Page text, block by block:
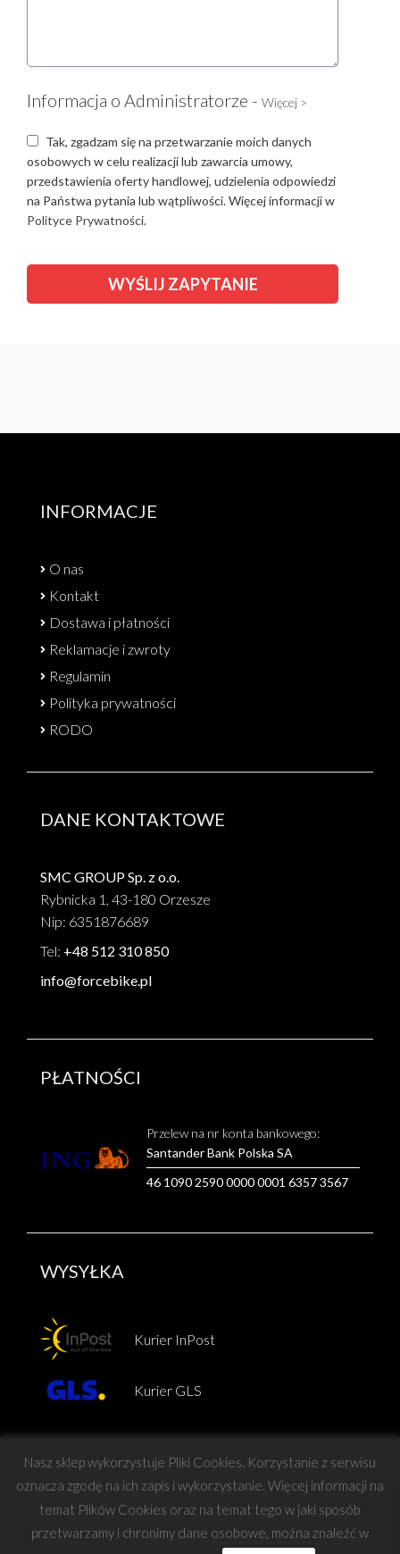
Informacja o Administratorze - Więcej >
Tak, zgadzam się na przetwarzanie moich danych
osobowych w celu realizacji lub zawarcia umowy,
przedstawienia oferty handlowej, udzielenia odpowiedzi
na Państwa pytania lub wątpliwości. Więcej informacji w
Polityce Prywatności.
INFORMACJE
O nas
Kontakt
Dostawa i płatności
Reklamacje i zwroty
Regulamin
Polityka prywatności
RODO
DANE KONTAKTOWE
SMC GROUP Sp. z o.o.
Rybnicka 1, 43-180 Orzesze
Nip: 6351876689
Tel: +48 512 310 850
info@forcebike.pl
PŁATNOŚCI
Przelew na nr konta bankowego:
Santander Bank Polska SA
46 1090 2590 0000 0001 6357 3567
WYSYŁKA
Kurier InPost
Kurier GLS
Copyright © Force
Nasz sklep wykorzystuje Pliki Cookies. Korzystanie z serwisu
oznacza zgodę na ich zapis i wykorzystanie. Więcej informacji na
temat Plików Cookies oraz na temat tego w jaki sposób
przetwarzamy i chronimy dane osobowe, można znaleźć w